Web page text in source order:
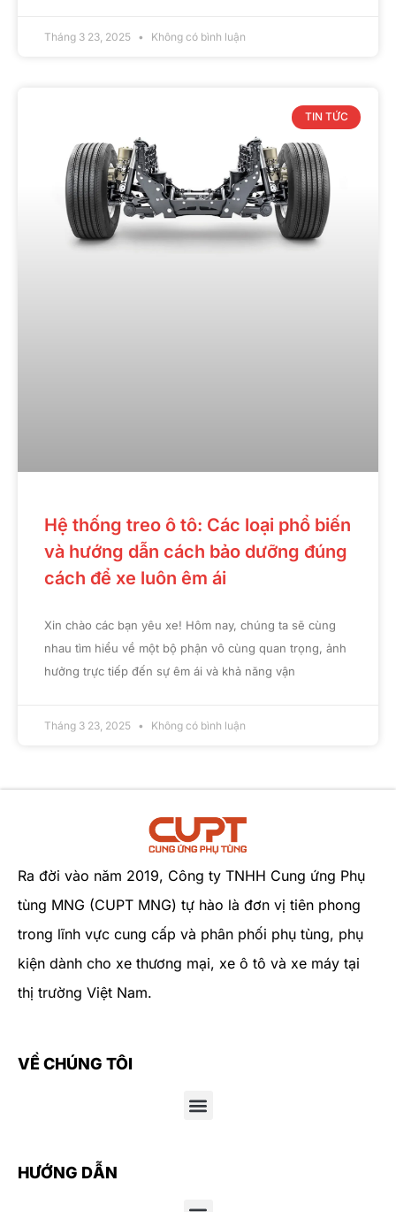
Tháng 3 23, 2025 Không có bình luận
TIN TỨC
Hệ thống treo ô tô: Các loại phổ biến
và hướng dẫn cách bảo dưỡng đúng
cách để xe luôn êm ái
Xin chào các bạn yêu xe! Hôm nay, chúng ta sẽ cùng
nhau tìm hiểu về một bộ phận vô cùng quan trọng, ảnh
hưởng trực tiếp đến sự êm ái và khả năng vận
Tháng 3 23, 2025 Không có bình luận
Ra đời vào năm 2019, Công ty TNHH Cung ứng Phụ
tùng MNG (CUPT MNG) tự hào là đơn vị tiên phong
trong lĩnh vực cung cấp và phân phối phụ tùng, phụ
kiện dành cho xe thương mại, xe ô tô và xe máy tại
thị trường Việt Nam.
VỀ CHÚNG TÔI
HƯỚNG DẪN